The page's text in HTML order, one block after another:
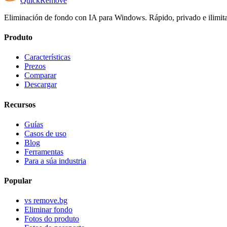
Eliminación de fondo con IA para Windows. Rápido, privado e
Produto
Características
Prezos
Comparar
Descargar
Recursos
Guías
Casos de uso
Blog
Ferramentas
Para a súa industria
Popular
vs remove.bg
Eliminar fondo
Fotos do produto